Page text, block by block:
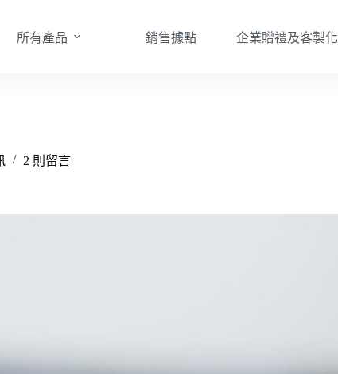
所有產品 銷售據點 企業贈禮及客製化
2 則留言